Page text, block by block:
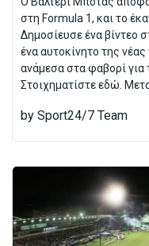
στη Formula 1, και το
Δημοσίευσε ένα βίντεο
ένα αυτοκίνητο της
ανάμεσα στα φαβορί για
Στοιχηματίστε εδώ.
by Sport24/7 Team